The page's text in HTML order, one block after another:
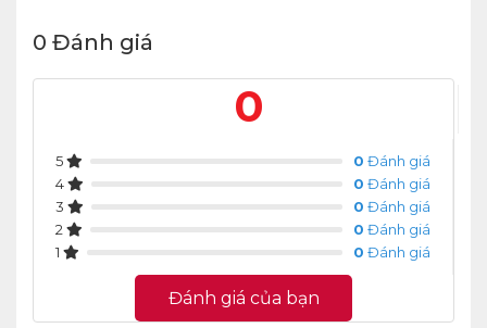
0 Đánh giá
0
5 0 Đánh giá
4
0 Đánh giá
3
0 Đánh giá
2
0 Đánh giá
1
0 Đánh giá
Đánh giá của bạn